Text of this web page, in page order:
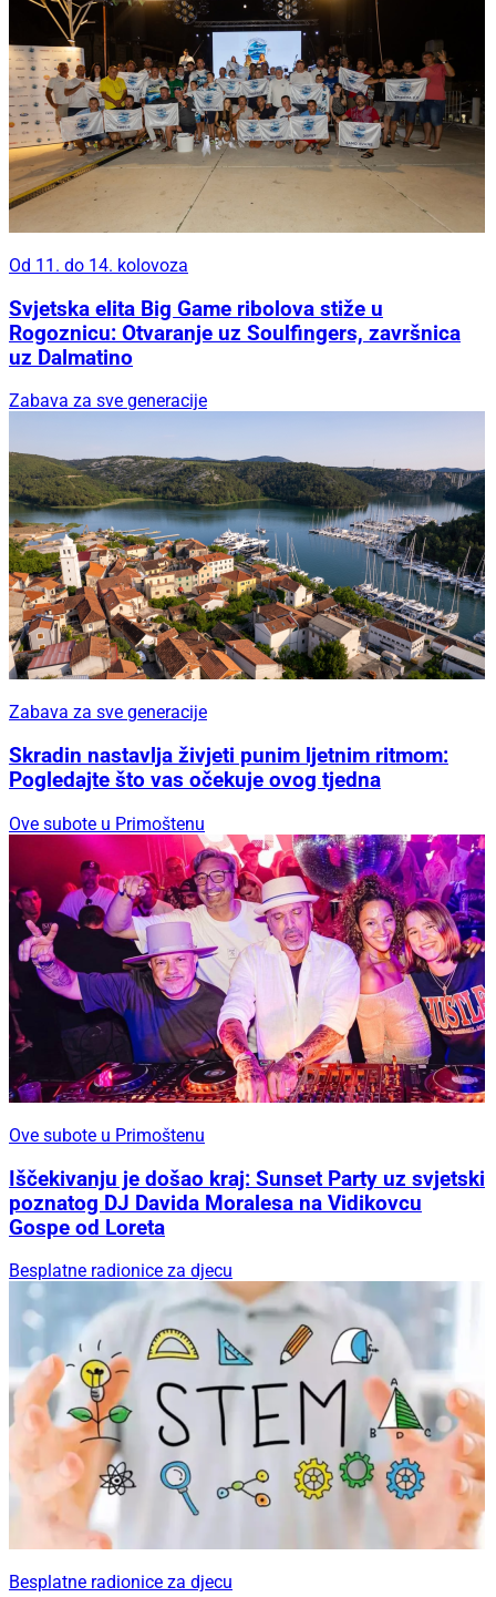
Od 11. do 14. kolovoza
Svjetska elita Big Game ribolova stiže u
Rogoznicu: Otvaranje uz Soulfingers, završnica
uz Dalmatino
Zabava za sve generacije
Zabava za sve generacije
Skradin nastavlja živjeti punim ljetnim ritmom:
Pogledajte što vas očekuje ovog tjedna
Ove subote u Primoštenu
Ove subote u Primoštenu
Iščekivanju je došao kraj: Sunset Party uz svjetski
poznatog DJ Davida Moralesa na Vidikovcu
Gospe od Loreta
Besplatne radionice za djecu
Besplatne radionice za djecu